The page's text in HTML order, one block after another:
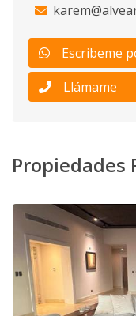
Escribeme
Llámame
Propiedades